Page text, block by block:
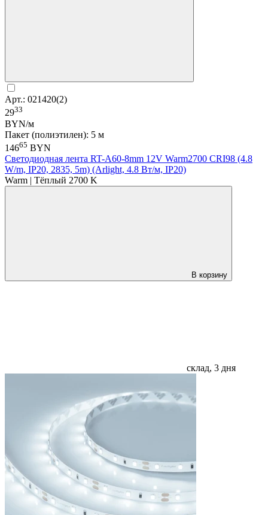
Арт.: 021420(2)
2933
BYN/м
Пакет (полиэтилен): 5 м
14665 BYN
Светодиодная лента RT-A60-8mm 12V Warm2700 CRI98 (4.8
W/m, IP20, 2835, 5m) (Arlight, 4.8 Вт/м, IP20)
Warm | Тёплый 2700 K
В корзину
склад, 3 дня